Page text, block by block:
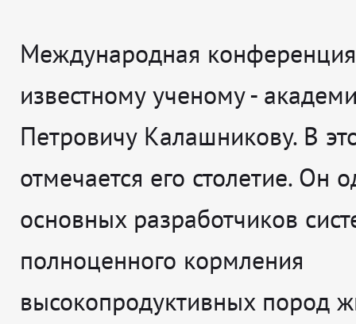
Международная
известному ученому -
Петровичу Калашникову. В
отмечается его столетие. Он
основных разработчиков
полноценного кормления
высокопродуктивных пород